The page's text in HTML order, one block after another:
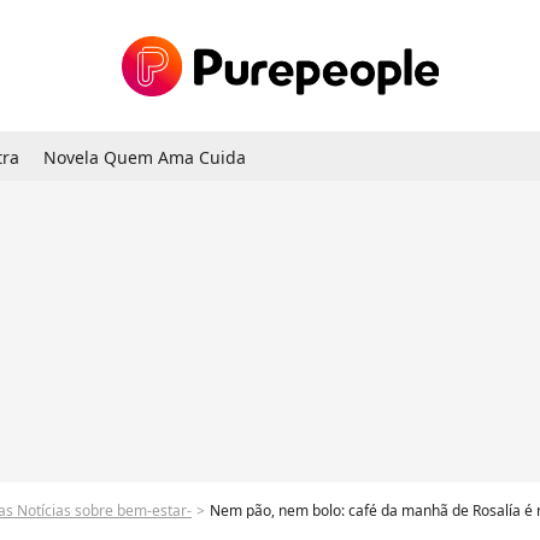
Novela Quem Ama Cuida
Notícias sobre bem-estar- Nem pão, nem bolo: café da manhã de Rosalía é rica em gordura e